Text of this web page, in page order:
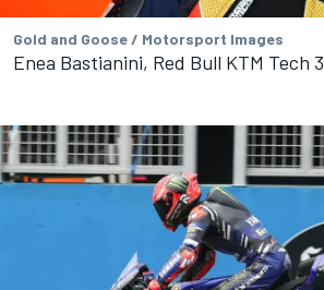
Gold and Goose / Motorsport Images
Enea Bastianini, Red Bull KTM Tech 3